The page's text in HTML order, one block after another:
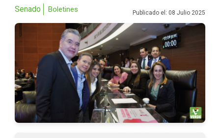
Senado Boletines Publicado el: 08 Julio 2025